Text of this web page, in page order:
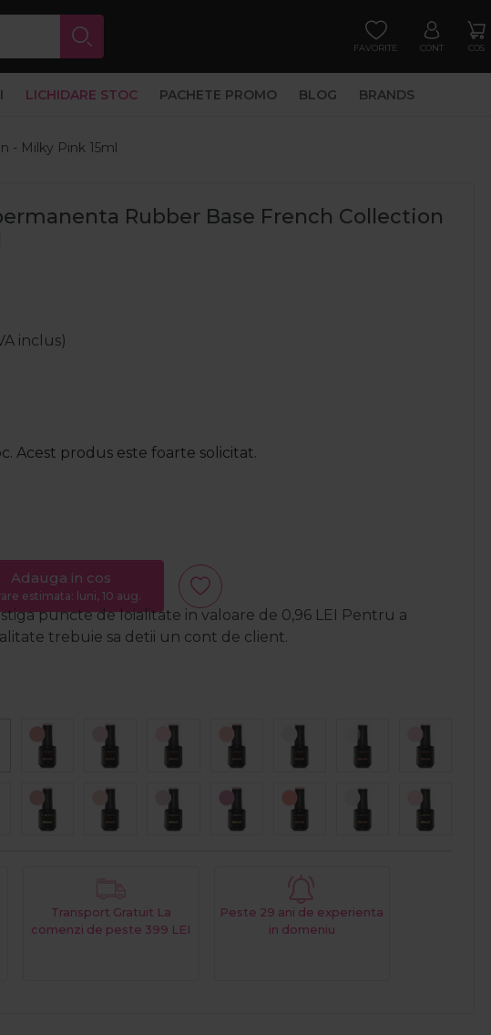
FAVORITE CONT COS
LICHIDARE STOC PACHETE PROMO BLOG BRANDS
- Milky Pink 15ml
Rubber Base French Collection
inclus)
Acest produs este foarte solicitat.
Adauga in cos
estimata: luni, 10 aug.
puncte de loialitate in valoare de 0,96 LEI Pentru a
trebuie sa detii un cont de client.
Transport Gratuit La
comenzi de peste 399 LEI
Peste 29 ani de experienta
in domeniu